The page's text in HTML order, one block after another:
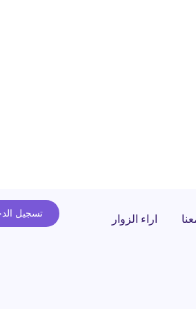
تسجيل اراء الزوار